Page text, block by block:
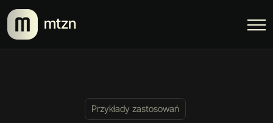
mtzn
Przykłady zastosowań